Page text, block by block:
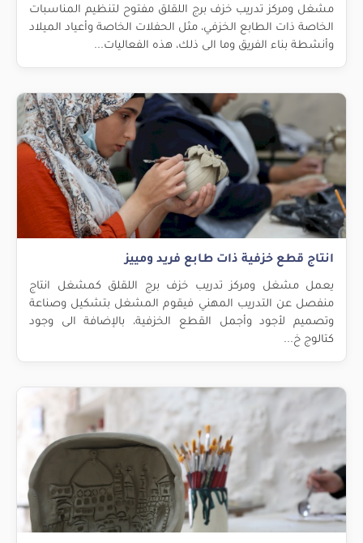
مشغل ومركز تدريب خزف برج اللقلق مفتوح لتنظيم المناسبات
الخاصة ذات الطابع الخزفي، مثل الحفلات الخاصة وأعياد الميلاد
وأنشطة بناء الفريق وما الى ذلك، هذه الفعاليات...
انتاج قطع خزفية ذات طابع فريد ومييز
يعمل مشغل ومركز تدريب خزف برج اللقلق كمشغل انتاج
منفصل عن التدريب المهني فيقوم المشغل بتشكيل وصناعة
وتصميم لأجود وأجمل القطع الخزفية، بالإضافة الى وجود
كتالوج خ...